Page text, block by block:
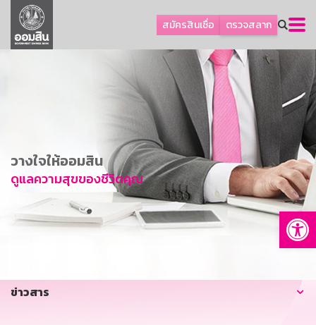
สมัครสินเชื่อ ตรวจสลาก
ลูกค้าธุรกิจ
ลูกค้าผู้ประกอบรายย่อย
การพัฒนาที่ยั่งยืน
ข่าวสาร
บริการทางการเงิน
อื่นๆ
วางใจให้ออมสิน
ดูแลความสุขของชีวิตคุณ
ข่าวสาร